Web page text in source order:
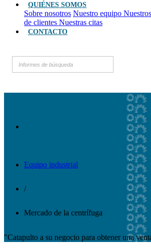
QUIÉNES SOMOS
Sobre nosotros Nuestro equipo
de clientes Nuestras citas
CONTACTO
Equipo industrial
/
Mercado de la centrífuga
"Catapulto a su negocio para obtener una